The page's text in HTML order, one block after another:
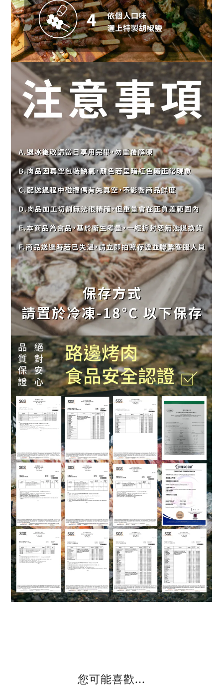
您可能喜歡...